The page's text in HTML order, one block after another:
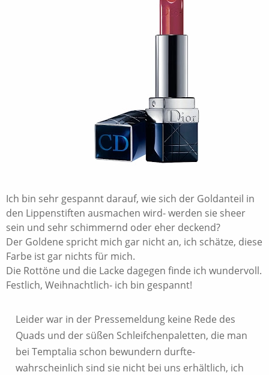
Ich bin sehr gespannt darauf, wie sich der Goldanteil in
den Lippenstiften ausmachen wird- werden sie sheer
sein und sehr schimmernd oder eher deckend?
Der Goldene spricht mich gar nicht an, ich schätze, diese
Farbe ist gar nichts für mich.
Die Rottöne und die Lacke dagegen finde ich wundervoll.
Festlich, Weihnachtlich- ich bin gespannt!
Leider war in der Pressemeldung keine Rede des
Quads und der süßen Schleifchenpaletten, die man
bei Temptalia schon bewundern durfte-
wahrscheinlich sind sie nicht bei uns erhältlich, ich